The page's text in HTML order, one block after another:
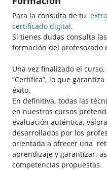
Para la consulta de tu
certificado digital.
Si tienes dudas consulta las
formación del profesorado
Una vez finalizado el
“Certifica”, lo que
éxito.
En definitiva, todas las
en nuestros cursos
evaluación auténtica,
desarrollados por los
orientada a ofrecer una
aprendizaje y garantizar,
competencias propuestas.